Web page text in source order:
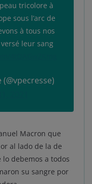
tricolore à
sous l’arc de
à tous nos
leur sang
Macron que
al lado de la de
debemos a todos
su sangre por